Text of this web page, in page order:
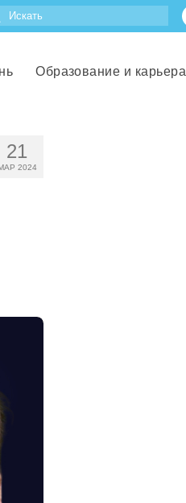
Образование и карьера
21
2024